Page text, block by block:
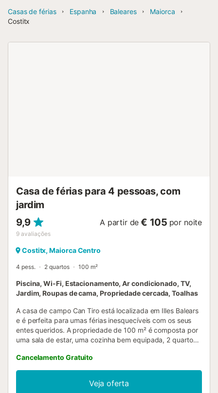
Casas de férias Espanha Baleares
Maiorca
Costitx
Casa de férias para 4 pessoas, com
jardim
9,9
9 avaliações
A partir de € 105 por noite
Costitx, Maiorca Centro
4 pess. 2 quartos 100 m²
Piscina, Wi-Fi, Estacionamento, Ar condicionado, TV,
Jardim, Roupas de cama, Propriedade cercada, Toalhas
A casa de campo Can Tiro está localizada em Illes Balears
e é perfeita para umas férias inesquecíveis com os seus
entes queridos. A propriedade de 100 m² é composta por
uma sala de estar, uma cozinha bem equipada, 2 quartos
pessoas. As comodidades adicionais incluem Wi-Fi, uma
televisão, ar condicionado, bem como uma máquina de
lavar roupa. Além disso, uma mesa de ténis de mesa está
disponível na propriedade. Também está disponível um
Cancelamento Gratuito
Veja oferta